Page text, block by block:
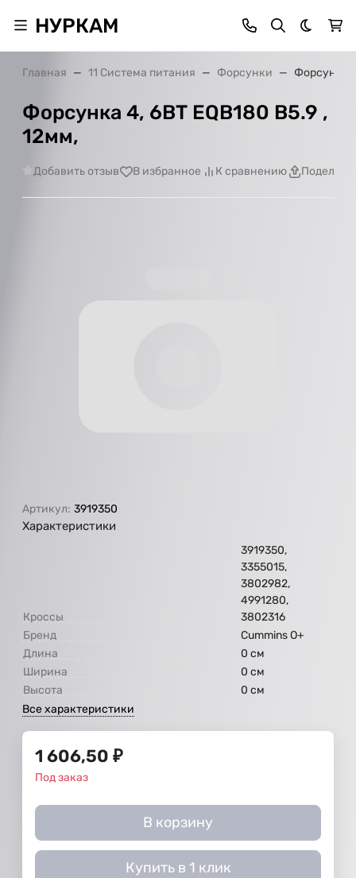
НУРКАМ Темная
Главная 11 Система питания Форсунки Форсунка
Форсунка 4, 6ВТ EQB180 В5.9 ,
12мм,
Добавить отзыв В избранное К сравнению
Артикул: 3919350
Характеристики
Кроссы
3919350,
3355015,
3802982,
4991280,
3802316
Бренд
Cummins O+
Длина
0 см
Ширина
0 см
Высота
0 см
Все характеристики
1 606,50 ₽
Под заказ
В корзину
Купить в 1 клик